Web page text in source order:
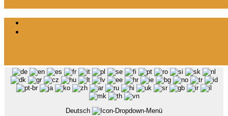
Deutsch